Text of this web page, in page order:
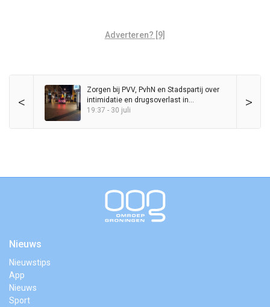
Adverteren? [9]
< >
Zorgen bij PVV, PvhN en Stadspartij over
intimidatie en drugsoverlast in
binnenstad
19:37 - 30 juli
Nieuws
Nieuwstips
App
Nieuws
Sport